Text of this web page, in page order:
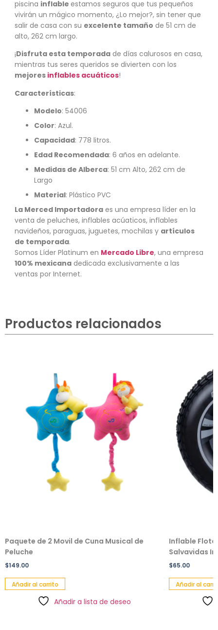
piscina inflable estamos seguros que tus pequeños
vivirán un mágico momento, ¿Lo mejor?, sin tener que
salir de casa con su excelente tamaño de 51 cm de
alto, 262 cm largo.
¡Disfruta esta temporada de días calurosos en casa,
mientras tus seres queridos se divierten con los
mejores inflables acuáticos!
Características:
Modelo: 54006
Color: Azul.
Capacidad: 778 litros.
Edad Recomendada: 6 años en adelante.
Medidas de Alberca: 51 cm Alto, 262 cm de
Largo
Material: Plástico PVC
La Merced Importadora es una empresa líder en la
venta de peluches, inflables acúaticos, inflables
navideños, paraguas, juguetes, mochilas y artículos
de temporada.
Somos Líder Platinum en Mercado Libre, una empresa
100% mexicana dedicada exclusivamente a las
ventas por Internet.
Productos relacionados
Paquete de 2 Movil de Cuna Musical de
Peluche
$149.00
Añadir al carrito
Añadir a lista de deseo
Inflable
Salvavidas
$65.00
Añadir al